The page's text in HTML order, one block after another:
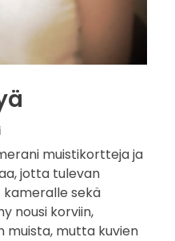
muistikortteja ja
jotta tulevan
sekä
nousi korviin,
muista, mutta kuvien